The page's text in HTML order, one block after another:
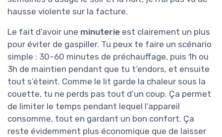
hausse violente sur la facture.
Le fait d’avoir une minuterie est clairement un plus
pour éviter de gaspiller. Tu peux te faire un scénario
simple : 30–60 minutes de préchauffage, puis 1h ou
3h de maintien pendant que tu t’endors, et ensuite
tout s’éteint. Comme le lit garde la chaleur sous la
couette, tu ne perds pas tout d’un coup. Ça permet
de limiter le temps pendant lequel l’appareil
consomme, tout en gardant un bon confort. Ça
reste évidemment plus économique que de laisser